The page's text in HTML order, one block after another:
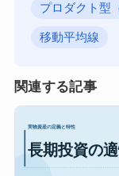
プロダクト型
移動平均線
関連する記事